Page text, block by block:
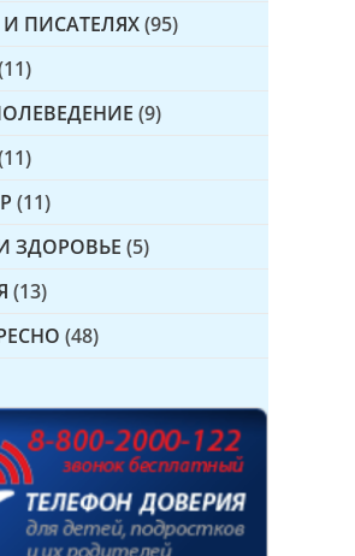
ПИСАТЕЛЯХ(95)
(9)
(11)
ЗДОРОВЬЕ (5)
(13)
(48)